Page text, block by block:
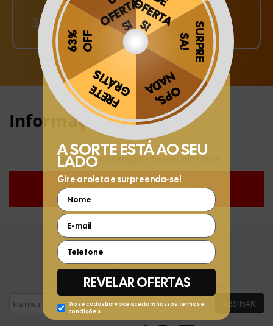
3
Finalize o seu Pedido!
pague o Frete e receba em sua casa
Informações:
Compre hoje (09/08/2026) e faça até 30/11/2026
COMPRE AGORA E FAÇA DEPOIS
Receba ofertas exclusivas da Phooto no seu e-mail
ASSINAR
Obrigado por se cadastrar na
Aproveite e receba as novidades e ofertas exclusivas da